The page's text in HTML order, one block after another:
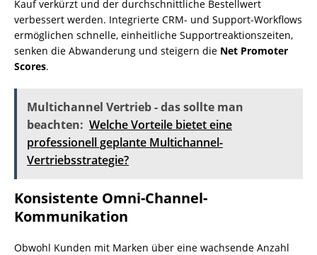
Kauf verkürzt und der durchschnittliche Bestellwert
verbessert werden. Integrierte CRM- und Support-Workflows
ermöglichen schnelle, einheitliche Supportreaktionszeiten,
senken die Abwanderung und steigern die Net Promoter
Scores.
Multichannel Vertrieb - das sollte man
beachten: Welche Vorteile bietet eine
professionell geplante Multichannel-
Vertriebsstrategie?
Konsistente Omni-Channel-
Kommunikation
Obwohl Kunden mit Marken über eine wachsende Anzahl